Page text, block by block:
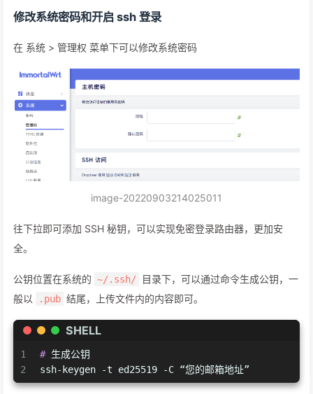
修改系统密码和开启 ssh 登录
在 系统 > 管理权 菜单下可以修改系统密码
image-20220903214025011
往下拉即可添加 SSH 秘钥，可以实现免密登录路由器，更加安
全。
公钥位置在系统的 ~/.ssh/
目录下，可以通过命令生成公钥，一
般以
.pub 结尾，上传文件内的内容即可。
SHELL
1
2
# 生成公钥
ssh-keygen -t ed25519 -C “您的邮箱地址”